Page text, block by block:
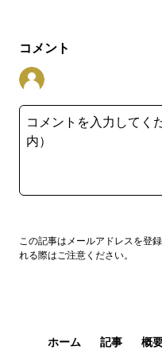
コメント
この記事はメールアドレスを登
れる際はご注意ください。
ホーム 記事 概